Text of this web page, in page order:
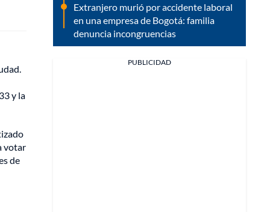
y la
votar
de
Extranjero murió por accidente laboral
en una empresa de Bogotá: familia
denuncia incongruencias
PUBLICIDAD